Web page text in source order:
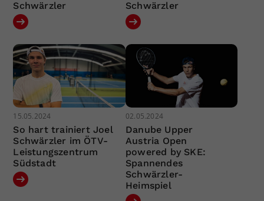
Schwärzler
Schwärzler
15.05.2024
So hart trainiert Joel
Schwärzler im ÖTV-
Leistungszentrum
Südstadt
02.05.2024
Danube Upper
Austria Open
powered by SKE:
Spannendes
Schwärzler-
Heimspiel